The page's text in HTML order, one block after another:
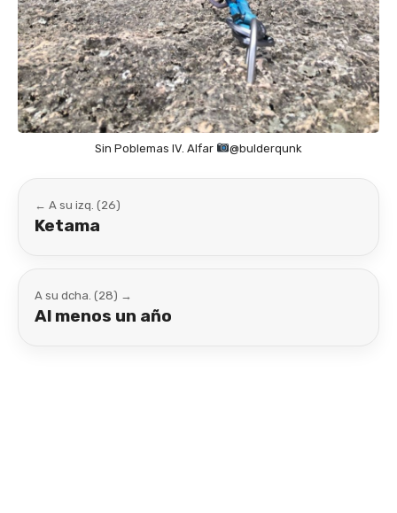
Sin Poblemas IV. Alfar @bulderqunk
← A su izq. (26)
Ketama
A su dcha. (28) →
Al menos un año